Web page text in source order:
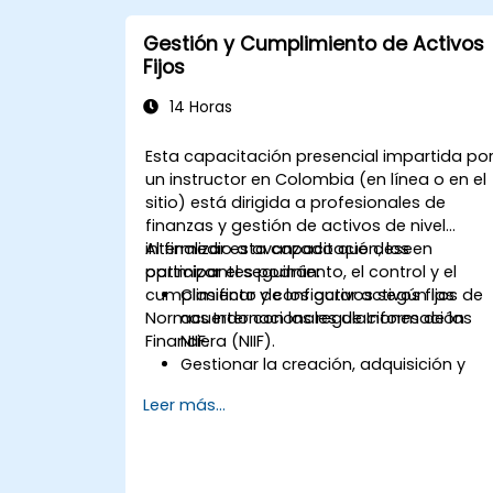
Gestión y Cumplimiento de Activos
Fijos
14 Horas
Esta capacitación presencial impartida por
un instructor en Colombia (en línea o en el
sitio) está dirigida a profesionales de
finanzas y gestión de activos de nivel
intermedio a avanzado que deseen
optimizar el seguimiento, el control y el
cumplimiento de los activos según las
Normas Internacionales de Información
Financiera (NIIF).
Al finalizar esta capacitación, los
participantes podrán:
Clasificar y configurar activos fijos de
acuerdo con las regulaciones de las
NIIF.
Gestionar la creación, adquisición y
Implementar medidas de control para
Leer más...